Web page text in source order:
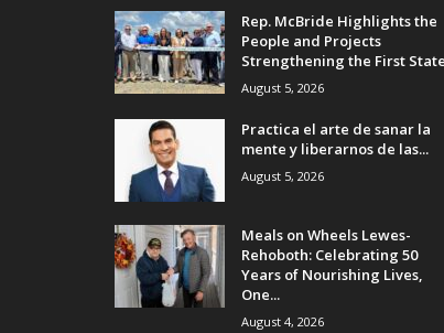
Rep. McBride Highlights the
People and Projects
Strengthening the First State
August 5, 2026
Practica el arte de sanar la
mente y liberarnos de las...
August 5, 2026
Meals on Wheels Lewes-
Rehoboth: Celebrating 50
Years of Nourishing Lives,
One...
August 4, 2026